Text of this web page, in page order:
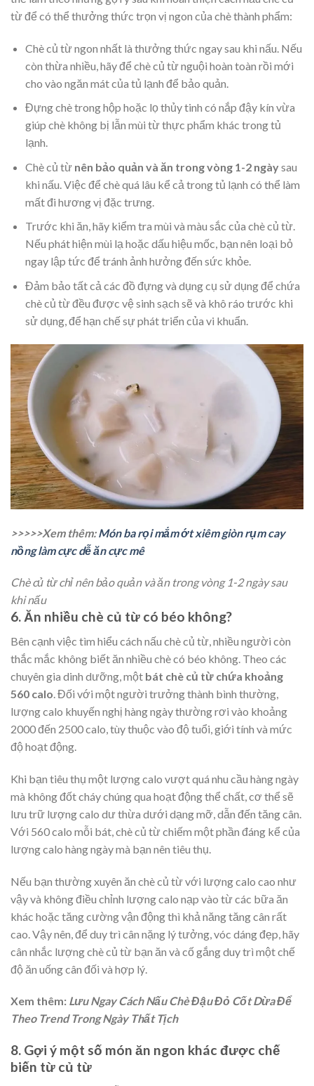
từđể có thể thưởng thức trọn vị ngon của chè thành phẩm:
Chè củ từ ngon nhất là thưởng thức ngay sau khi nấu. Nếu
còn thừa nhiều, hãy để chè củ từ nguội hoàn toàn rồi mới
cho vào ngăn mát của tủ lạnh để bảo quản.
Đựng chè trong hộp hoặc lọ thủy tinh có nắp đậy kín vừa
giúp chè không bị lẫn mùi từ thực phẩm khác trong tủ
lạnh.
Chè củ từ nên bảo quản và ăn trong vòng 1-2 ngàysau
khi nấu. Việc để chè quá lâu kể cả trong tủ lạnh có thể làm
mất đi hương vị đặc trưng.
Trước khi ăn, hãy kiểm tra mùi và màu sắc của chè củ từ.
Nếu phát hiện mùi lạ hoặc dấu hiệu mốc, bạn nên loại bỏ
ngay lập tức để tránh ảnh hưởng đến sức khỏe.
Đảm bảo tất cả các đồ đựng và dụng cụ sử dụng để chứa
chè củ từ đều được vệ sinh sạch sẽ và khô ráo trước khi
sử dụng, để hạn chế sự phát triển của vi khuẩn.
>>>>>Xem thêm:Món ba rọi mắm ớt xiêm giòn rụm cay
nồng làm cực dễ ăn cực mê
Chè củ từ chỉ nên bảo quản và ăn trong vòng 1-2 ngày sau
khi nấu
6. Ăn nhiều chè củ từ có béo không?
Bên cạnh việc tìm hiểu cách nấu chè củ từ, nhiều người còn
thắc mắc không biết ăn nhiều chè có béo không. Theo các
chuyên gia dinh dưỡng, một bát chè củ từ chứa khoảng
560 calo. Đối với một người trưởng thành bình thường,
lượng calo khuyến nghị hàng ngày thường rơi vào khoảng
2000 đến 2500 calo, tùy thuộc vào độ tuổi, giới tính và mức
độ hoạt động.
Khi bạn tiêu thụ một lượng calo vượt quá nhu cầu hàng ngày
mà không đốt cháy chúng qua hoạt động thể chất, cơ thể sẽ
lưu trữ lượng calo dư thừa dưới dạng mỡ, dẫn đến tăng cân.
Với 560 calo mỗi bát, chè củ từ chiếm một phần đáng kể của
lượng calo hàng ngày mà bạn nên tiêu thụ.
Nếu bạn thường xuyên ăn chè củ từ với lượng calo cao như
vậy và không điều chỉnh lượng calo nạp vào từ các bữa ăn
khác hoặc tăng cường vận động thì khả năng tăng cân rất
cao. Vậy nên, để duy trì cân nặng lý tưởng, vóc dáng đẹp, hãy
cân nhắc lượng chè củ từ bạn ăn và cố gắng duy trì một chế
độ ăn uống cân đối và hợp lý.
Xem thêm: Lưu Ngay Cách Nấu Chè Đậu Đỏ Cốt Dừa Để
Theo Trend Trong Ngày Thất Tịch
8. Gợi ý một số món ăn ngon khác được chế
biến từ củ từ